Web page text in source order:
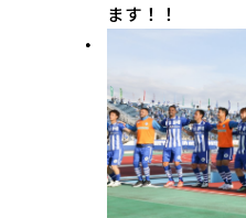
ます！！